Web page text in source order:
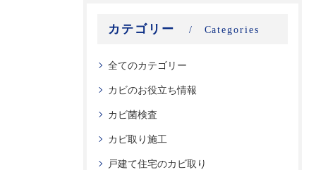
カテゴリー Categories
全てのカテゴリー
カビのお役立ち情報
カビ菌検査
カビ取り施工
戸建て住宅のカビ取り